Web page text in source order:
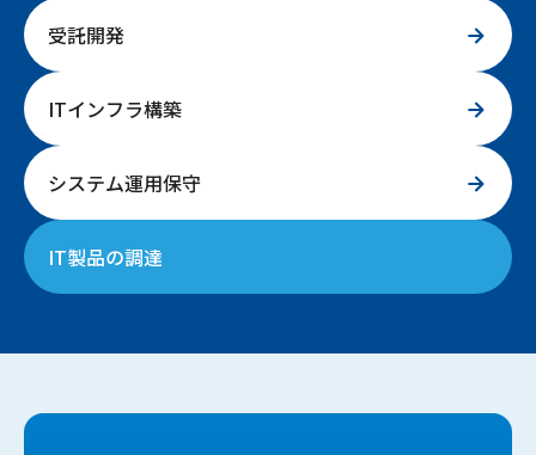
受託開発
ITインフラ構築
システム運用保守
IT製品の調達